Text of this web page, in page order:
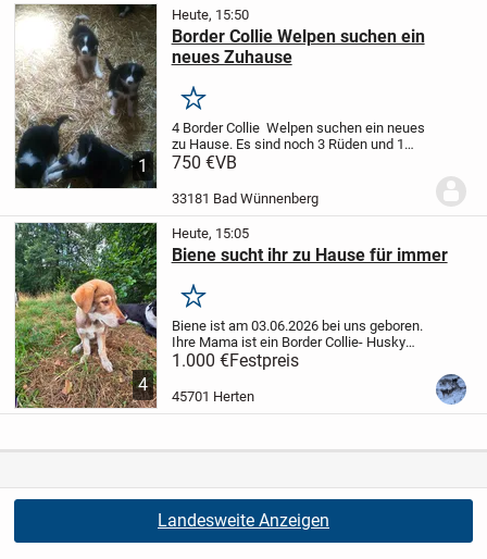
1
Heute, 15:50
Border Collie Welpen suchen ein
neues Zuhause
Merken
4 Border Collie Welpen suchen ein neues
zu Hause. Es sind noch 3 Rüden und 1
Hündin zu haben .Mutter ist Border Collie
leben auf meinen Hof in 33181 Bad...
750 €VB
33181 Bad Wünnenberg
4
Heute, 15:05
Biene sucht ihr zu Hause für immer
Merken
Biene ist am 03.06.2026 bei uns geboren.
Ihre Mama ist ein Border Collie- Husky
Mischling und der Papa ein Schäferhund
Mischling. Biene ist eher ruhig, sehr
verschmust, verbringt gerne Zeit mit...
1.000 €Festpreis
45701 Herten
Landesweite Anzeigen